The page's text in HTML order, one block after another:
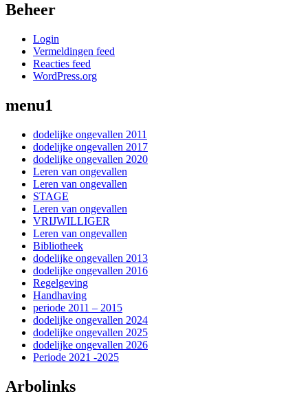
Beheer
Login
Vermeldingen feed
Reacties feed
WordPress.org
menu1
dodelijke ongevallen 2011
dodelijke ongevallen 2017
dodelijke ongevallen 2020
Leren van ongevallen
Leren van ongevallen
STAGE
Leren van ongevallen
VRIJWILLIGER
Leren van ongevallen
Bibliotheek
dodelijke ongevallen 2013
dodelijke ongevallen 2016
Regelgeving
Handhaving
periode 2011 – 2015
dodelijke ongevallen 2024
dodelijke ongevallen 2025
dodelijke ongevallen 2026
Periode 2021 -2025
Arbolinks